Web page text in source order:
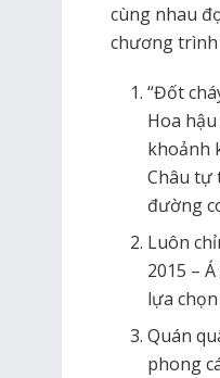
cùng nhau
chương trình
“Đốt
Hoa
khoảnh
Châu tự
đường
Luôn
2015 –
lựa
Quán
phong